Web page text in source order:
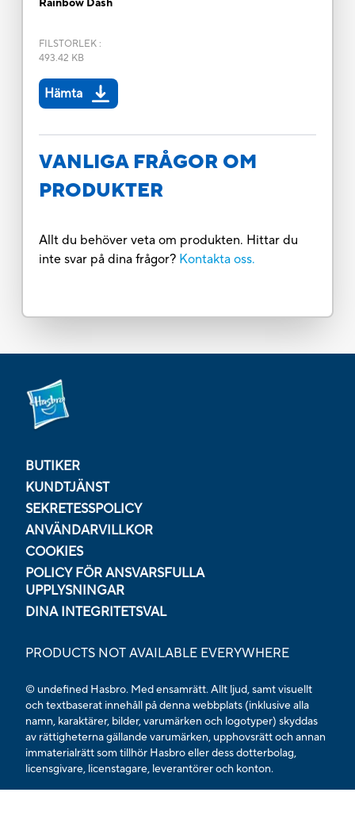
Rainbow Dash
FILSTORLEK:
493.42 KB
Hämta
VANLIGA FRÅGOR OM
PRODUKTER
Allt du behöver veta om produkten. Hittar du
inte svar på dina frågor? Kontakta oss.
BUTIKER
KUNDTJÄNST
SEKRETESSPOLICY
ANVÄNDARVILLKOR
COOKIES
POLICY FÖR ANSVARSFULLA
UPPLYSNINGAR
DINA INTEGRITETSVAL
PRODUCTS NOT AVAILABLE EVERYWHERE
© undefined Hasbro. Med ensamrätt. Allt ljud, samt visuellt
och textbaserat innehåll på denna webbplats (inklusive alla
namn, karaktärer, bilder, varumärken och logotyper) skyddas
av rättigheterna gällande varumärken, upphovsrätt och annan
immaterialrätt som tillhör Hasbro eller dess dotterbolag,
licensgivare, licenstagare, leverantörer och konton.